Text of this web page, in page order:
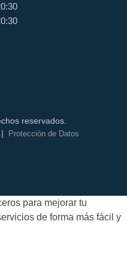
reservados.
| Protección de Datos
para mejorar tu
de forma más fácil y